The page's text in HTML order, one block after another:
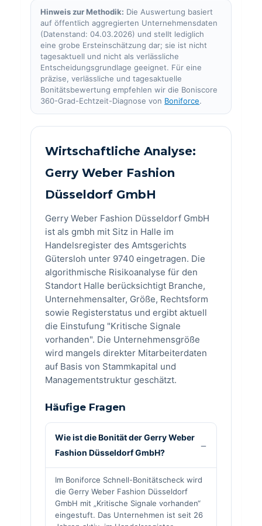
Hinweis zur Methodik: Die Auswertung basiert
auf öffentlich aggregierten Unternehmensdaten
(Datenstand: 04.03.2026) und stellt lediglich
eine grobe Ersteinschätzung dar; sie ist nicht
tagesaktuell und nicht als verlässliche
Entscheidungsgrundlage geeignet. Für eine
präzise, verlässliche und tagesaktuelle
Bonitätsbewertung empfehlen wir die Boniscore
360-Grad-Echtzeit-Diagnose von Boniforce.
Wirtschaftliche Analyse:
Gerry Weber Fashion
Düsseldorf GmbH
Gerry Weber Fashion Düsseldorf GmbH
ist als gmbh mit Sitz in Halle im
Handelsregister des Amtsgerichts
Gütersloh unter 9740 eingetragen. Die
algorithmische Risikoanalyse für den
Standort Halle berücksichtigt Branche,
Unternehmensalter, Größe, Rechtsform
sowie Registerstatus und ergibt aktuell
die Einstufung "Kritische Signale
vorhanden". Die Unternehmensgröße
wird mangels direkter Mitarbeiterdaten
auf Basis von Stammkapital und
Managementstruktur geschätzt.
Häufige Fragen
Wie ist die Bonität der Gerry Weber
Fashion Düsseldorf GmbH?
Im Boniforce Schnell-Bonitätscheck wird
die Gerry Weber Fashion Düsseldorf
GmbH mit „Kritische Signale vorhanden“
eingestuft. Das Unternehmen ist seit 26